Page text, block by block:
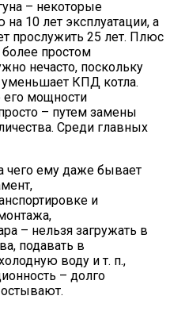
– некоторые
10 лет эксплуатации, а
прослужить 25 лет. Плюс
простом
нечасто, поскольку
КПД котла.
его мощности
– путем замены
Среди главных
чего ему даже бывает
и
– нельзя загружать в
подавать в
воду и т. п.,
– долго